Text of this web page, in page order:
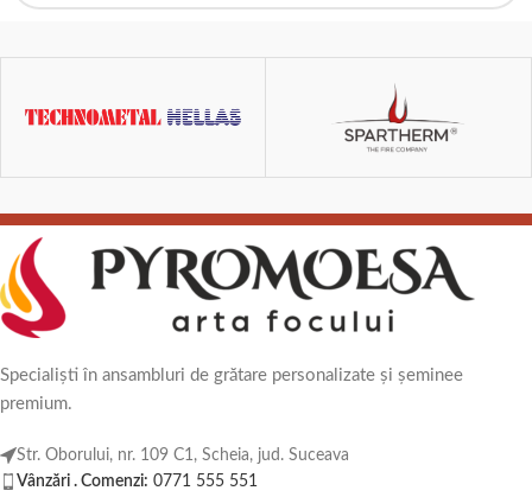
Specialiști în ansambluri de grătare personalizate și șeminee
premium.
Str. Oborului, nr. 109 C1, Scheia, jud. Suceava
Vânzări . Comenzi: 0771 555 551